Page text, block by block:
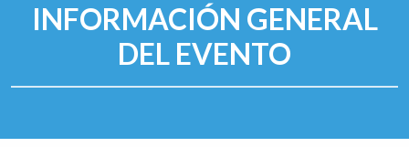
INFORMACIÓN GENERAL
DEL EVENTO